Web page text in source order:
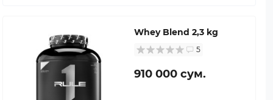
Whey Blend 2,3 kg
5
910 000 сум.